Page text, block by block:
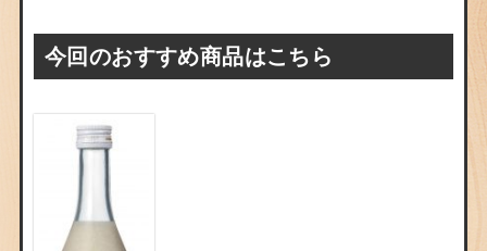
今回のおすすめ商品はこちら